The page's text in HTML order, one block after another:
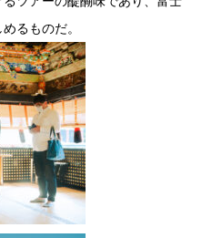
るものだ。